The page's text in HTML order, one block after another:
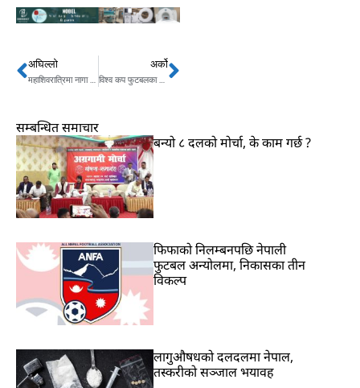
Prev
अघिल्लो
महाशिवरात्रिमा नागा बाबालाई निर्वस्त्र रहने अनुमति
अर्को
विश्व कप फुटबलका लागि नेपाली सुरक्षा गार्ड पठाउने तयारी Next
सम्बन्धित समाचार
बन्यो ८ दलको मोर्चा, के काम गर्छ ?
फिफाको निलम्बनपछि नेपाली
फुटबल अन्योलमा, निकासका तीन
विकल्प
लागुऔषधको दलदलमा नेपाल,
तस्करीको सञ्जाल भयावह